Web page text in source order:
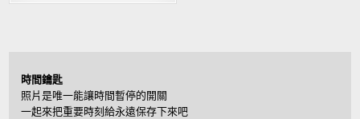
時間鑰匙
照片是唯一能讓時間暫停的開關
一起來把重要時刻給永遠保存下來吧